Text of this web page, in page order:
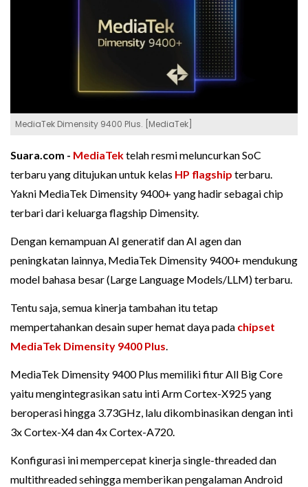
MediaTek Dimensity 9400 Plus. [MediaTek]
Suara.com - MediaTektelah resmi meluncurkan SoC
terbaru yang ditujukan untuk kelas HP flagship terbaru.
Yakni MediaTek Dimensity 9400+ yang hadir sebagai chip
terbari dari keluarga flagship Dimensity.
Dengan kemampuan AI generatif dan AI agen dan
peningkatan lainnya, MediaTek Dimensity 9400+ mendukung
model bahasa besar (Large Language Models/LLM) terbaru.
Tentu saja, semua kinerja tambahan itu tetap
mempertahankan desain super hemat daya pada chipset
MediaTek Dimensity 9400 Plus.
MediaTek Dimensity 9400 Plus memiliki fitur All Big Core
yaitu mengintegrasikan satu inti Arm Cortex-X925 yang
beroperasi hingga 3.73GHz, lalu dikombinasikan dengan inti
3x Cortex-X4 dan 4x Cortex-A720.
Konfigurasi ini mempercepat kinerja single-threaded dan
multithreaded sehingga memberikan pengalaman Android